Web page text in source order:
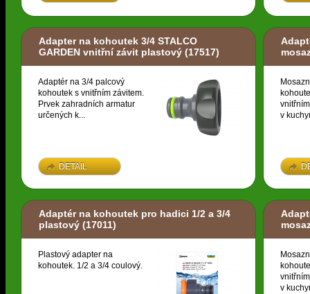
Adapter na kohoutek 3/4 STALCO
GARDEN vnitřní závit plastový (17517)
Adaptér na 3/4 palcový
kohoutek s vnitřním závitem.
Prvek zahradních armatur
určených k...
DETAIL
v
Adaptér na kohoutek pro hadici 1/2 a 3/4
plastový (17011)
Plastový adapter na
kohoutek. 1/2 a 3/4 coulový.
v